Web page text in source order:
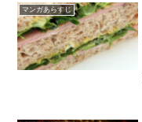
マンガあらすじ